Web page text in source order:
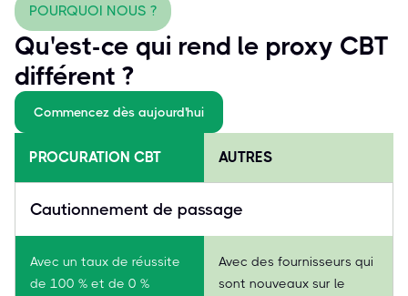
POURQUOI NOUS ?
Qu'est-ce qui rend le proxy CBT
différent ?
Commencez dès aujourd'hui
PROCURATION CBT AUTRES
Cautionnement de passage
Avec un taux de réussite
de 100 % et de 0 %
Avec des fournisseurs qui
sont nouveaux sur le